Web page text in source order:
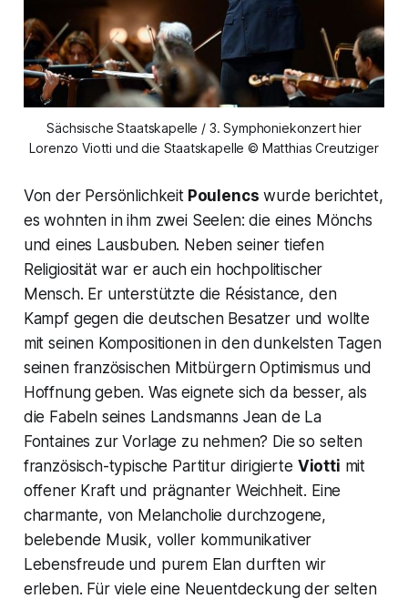
Sächsische Staatskapelle / 3. Symphoniekonzert hier
Lorenzo Viotti und die Staatskapelle © Matthias Creutziger
Von der PersönlichkeitPoulencs wurde berichtet,
es wohnten in ihm zwei Seelen: die eines Mönchs
und eines Lausbuben. Neben seiner tiefen
Religiosität war er auch ein hochpolitischer
Mensch. Er unterstützte die Résistance, den
Kampf gegen die deutschen Besatzer und wollte
mit seinen Kompositionen in den dunkelsten Tagen
seinen französischen Mitbürgern Optimismus und
Hoffnung geben. Was eignete sich da besser, als
die Fabeln seines Landsmanns Jean de La
Fontaines zur Vorlage zu nehmen? Die so selten
französisch-typische Partitur dirigierte Viotti mit
offener Kraft und prägnanter Weichheit. Eine
charmante, von Melancholie durchzogene,
belebende Musik, voller kommunikativer
Lebensfreude und purem Elan durften wir
erleben. Für viele eine Neuentdeckung der selten